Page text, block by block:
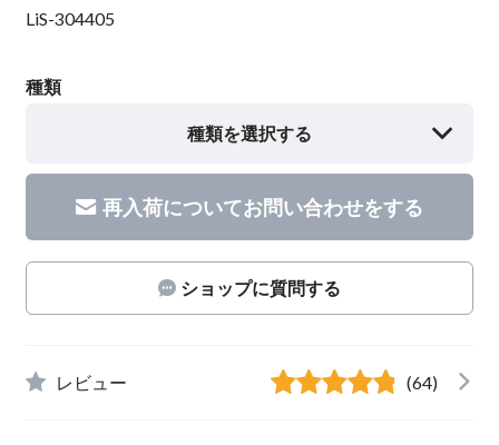
LiS-304405
種類
種類を選択する
再入荷についてお問い合わせをする
ショップに質問する
レビュー (64)